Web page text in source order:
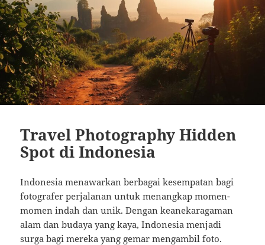
Travel Photography Hidden
Spot di Indonesia
Indonesia menawarkan berbagai kesempatan bagi
fotografer perjalanan untuk menangkap momen-
momen indah dan unik. Dengan keanekaragaman
alam dan budaya yang kaya, Indonesia menjadi
surga bagi mereka yang gemar mengambil foto.